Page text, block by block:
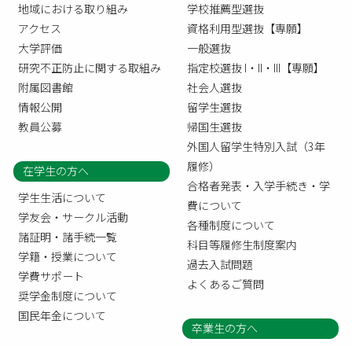
地域における取り組み
アクセス
大学評価
研究不正防止に関する取組み
附属図書館
情報公開
教員公募
学校推薦型選抜
資格利用型選抜【専願】
一般選抜
指定校選抜 I・II・III【専願】
社会人選抜
留学生選抜
帰国生選抜
外国人留学生特別入試（3年
履修）
合格者発表・入学手続き・学
費について
各種制度について
科目等履修生制度案内
過去入試問題
よくあるご質問
在学生の方へ
学生生活について
学友会・サークル活動
諸証明・諸手続一覧
学籍・授業について
学費サポート
奨学金制度について
国民年金について
卒業生の方へ